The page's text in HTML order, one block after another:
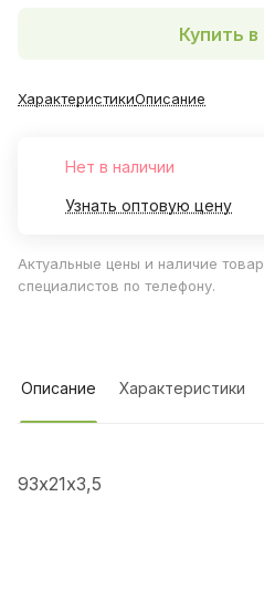
Купить в
ХарактеристикиОписание
Нет в наличии
Узнать оптовую цену
Актуальные цены и наличие
специалистов по телефону.
Описание Характеристики
93х21х3,5